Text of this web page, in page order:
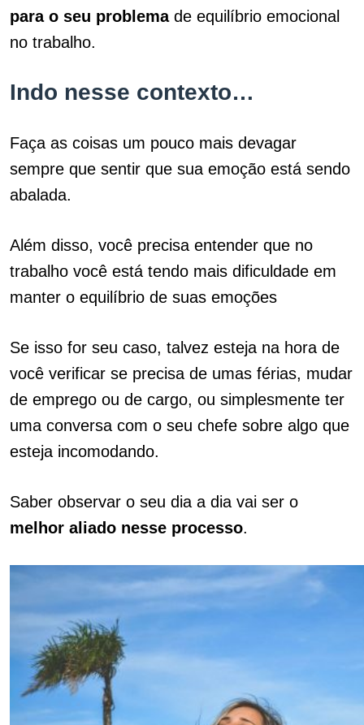
para o seu problemade equilíbrio emocional
no trabalho.
Indo nesse contexto…
Faça as coisas um pouco mais devagar
sempre que sentir que sua emoção está sendo
abalada.
Além disso, você precisa entender que no
trabalho você está tendo mais dificuldade em
manter o equilíbrio de suas emoções
Se isso for seu caso, talvez esteja na hora de
você verificar se precisa de umas férias, mudar
de emprego ou de cargo, ou simplesmente ter
uma conversa com o seu chefe sobre algo que
esteja incomodando.
Saber observar o seu dia a dia vai ser o
melhor aliado nesse processo.